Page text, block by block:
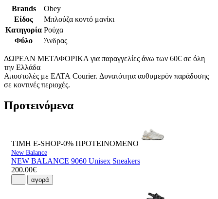
Brands
Obey
Είδος
Μπλούζα κοντό μανίκι
Κατηγορία Ρούχα
Φύλο
Άνδρας
ΔΩΡΕΑΝ ΜΕΤΑΦΟΡΙΚΑ για παραγγελίες άνω των 60€ σε όλη
την Ελλάδα
Αποστολές με ΕΛΤΑ Courier. Δυνατότητα αυθυμερόν παράδοσης
σε κοντινές περιοχές.
Προτεινόμενα
ΤΙΜΗ E-SHOP-0% ΠΡΟΤΕΙΝΟΜΕΝΟ
New Balance
NEW BALANCE 9060 Unisex Sneakers
200.00€
αγορά